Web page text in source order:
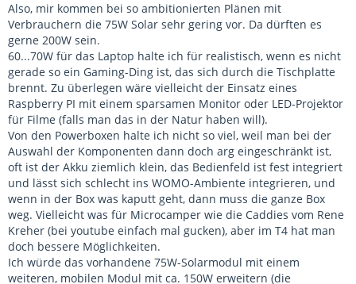
Also, mir kommen bei so ambitionierten Plänen mit
Verbrauchern die 75W Solar sehr gering vor. Da dürften es
gerne 200W sein.
60...70W für das Laptop halte ich für realistisch, wenn es nicht
gerade so ein Gaming-Ding ist, das sich durch die Tischplatte
brennt. Zu überlegen wäre vielleicht der Einsatz eines
Raspberry PI mit einem sparsamen Monitor oder LED-Projektor
für Filme (falls man das in der Natur haben will).
Von den Powerboxen halte ich nicht so viel, weil man bei der
Auswahl der Komponenten dann doch arg eingeschränkt ist,
oft ist der Akku ziemlich klein, das Bedienfeld ist fest integriert
und lässt sich schlecht ins WOMO-Ambiente integrieren, und
wenn in der Box was kaputt geht, dann muss die ganze Box
weg. Vielleicht was für Microcamper wie die Caddies vom Rene
Kreher (bei youtube einfach mal gucken), aber im T4 hat man
doch bessere Möglichkeiten.
Ich würde das vorhandene 75W-Solarmodul mit einem
weiteren, mobilen Modul mit ca. 150W erweitern (die